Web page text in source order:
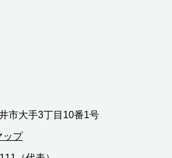
市大手3丁目10番1号
ップ